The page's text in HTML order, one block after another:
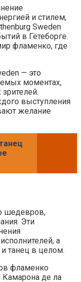
и стилем,
Sweden
в Гётеборге.
фламенко, где
— это
моментах,
выступления
желание
шедевров,
Эти
а
танец в целом.
фламенко
Камарона де ла